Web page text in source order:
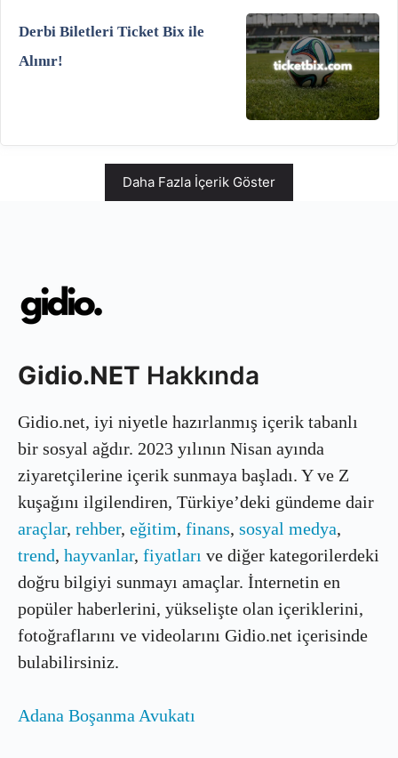
Derbi Biletleri Ticket Bix ile
Alınır!
Daha Fazla İçerik Göster
Gidio.NET Hakkında
Gidio.net, iyi niyetle hazırlanmış içerik tabanlı
bir sosyal ağdır. 2023 yılının Nisan ayında
ziyaretçilerine içerik sunmaya başladı. Y ve Z
kuşağını ilgilendiren, Türkiye’deki gündeme dair
araçlar, rehber, eğitim, finans, sosyal medya,
trend, hayvanlar, fiyatları ve diğer kategorilerdeki
doğru bilgiyi sunmayı amaçlar. İnternetin en
popüler haberlerini, yükselişte olan içeriklerini,
fotoğraflarını ve videolarını Gidio.net içerisinde
bulabilirsiniz.
Adana Boşanma Avukatı